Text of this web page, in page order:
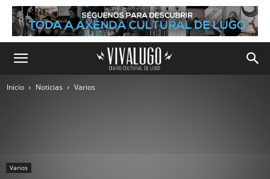
Inicio Noticias Varios
Varios